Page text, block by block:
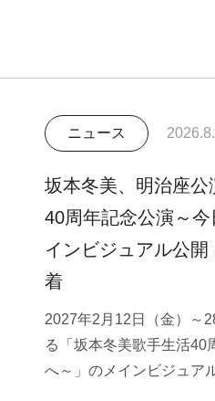
ニュース
坂本冬美、明治座
40周年記念公演～
インビジュアル公
着
2027年2月12日（金）～
る「坂本冬美歌手生活40
へ～」のメインビジュア